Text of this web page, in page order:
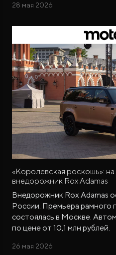
28 мая 2026
«Королевская роскошь»:
внедорожник Rox Adamas
Внедорожник Rox Adamas
России. Премьера рамного
состоялась в Москве.
по цене от 10,1 млн рублей.
26 мая 2026